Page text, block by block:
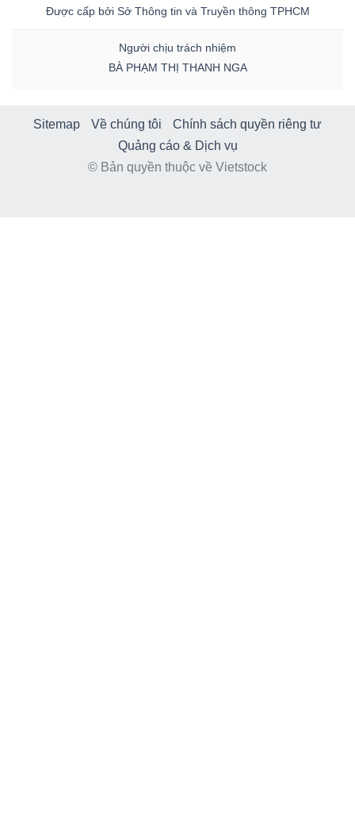
Được cấp bởi Sở Thông tin và Truyền thông TPHCM
Người chịu trách nhiệm
BÀ PHẠM THỊ THANH NGA
Sitemap Về chúng tôi
Chính sách quyền riêng tư
Quảng cáo & Dịch vụ
© Bản quyền thuộc về Vietstock